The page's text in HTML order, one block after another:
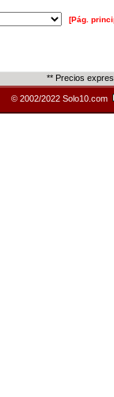
[Pág.
** Precios
© 2002/2022 Solo10.com